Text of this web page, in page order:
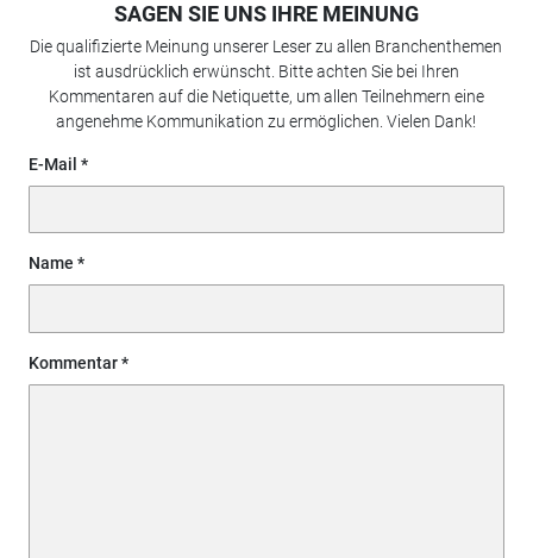
SAGEN SIE UNS IHRE MEINUNG
Die qualifizierte Meinung unserer Leser zu allen Branchenthemen
ist ausdrücklich erwünscht. Bitte achten Sie bei Ihren
Kommentaren auf die Netiquette, um allen Teilnehmern eine
angenehme Kommunikation zu ermöglichen. Vielen Dank!
E-Mail
Name
Kommentar